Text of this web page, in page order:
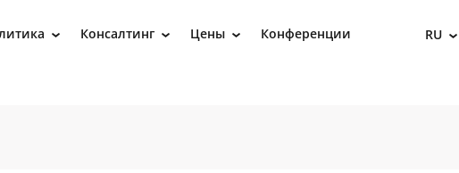
› Консалтинг › Цены › Конференции RU